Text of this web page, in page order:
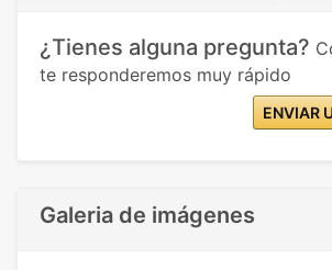
¿Tienes alguna pregunta?
te responderemos muy rápido
ENVIAR
Galeria de imágenes